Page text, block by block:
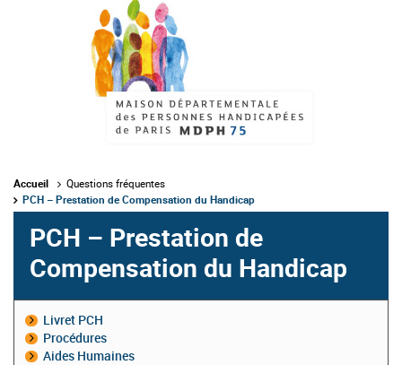
Accueil
Questions fréquentes
PCH – Prestation de Compensation du Handicap
PCH – Prestation de
Compensation du Handicap
Livret PCH
Procédures
Aides Humaines